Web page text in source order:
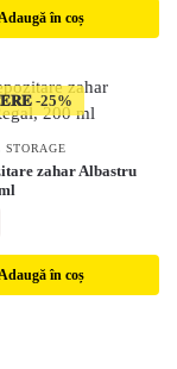
în coș
zahar Albastru
în coș